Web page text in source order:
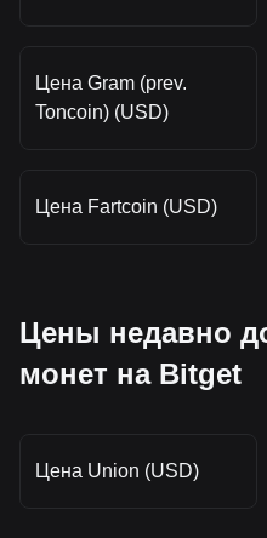
Цена Gram (prev.
Toncoin) (USD)
Цена Fartcoin (USD)
Цены недавно
монет на Bitget
Цена Union (USD)